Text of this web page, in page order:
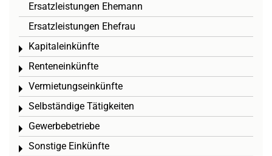
Ersatzleistungen Ehemann
Ersatzleistungen Ehefrau
Kapitaleinkünfte
Toggle menu
Renteneinkünfte
Toggle menu
Vermietungseinkünfte
Toggle menu
Selbständige Tätigkeiten
Toggle menu
Gewerbebetriebe
Toggle menu
Sonstige Einkünfte
Toggle menu